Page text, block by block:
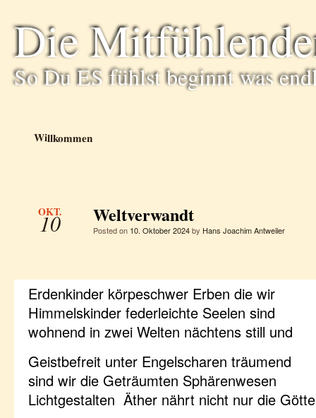
Die
So Du ES fühlst beginnt was
Willkommen
OKT.
10 Weltverwandt
Posted on 10. Oktober 2024by Hans Joachim Antweiler
Erdenkinder körpeschwer Erben die wir
Himmelskinder federleichte Seelen sind
wohnend in zwei Welten nächtens still und
Geistbefreit unter Engelscharen träumend
sind wir die Geträumten Sphärenwesen
Lichtgestalten Äther nährt nicht nur die